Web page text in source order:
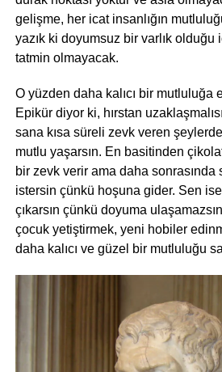
gelişme, her icat insanlığın
yazık ki doyumsuz bir varlık olduğu
tatmin olmayacak.
O yüzden daha kalıcı bir mutluluğa
Epikür diyor ki, hırstan
sana kısa süreli zevk veren
mutlu yaşarsın. En basitinden
bir zevk verir ama daha sonrasında
istersin çünkü hoşuna gider. Sen
çıkarsın çünkü doyuma
çocuk yetiştirmek, yeni hobiler
daha kalıcı ve güzel bir mutluluğu